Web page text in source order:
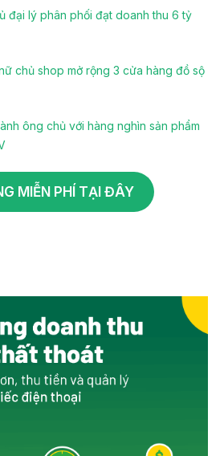
đại lý phân phối đạt doanh thu 6 tỷ
chủ shop mở rộng 3 cửa hàng đồ sộ
ông chủ với hàng nghìn sản phẩm
MIỄN PHÍ TẠI ĐÂY